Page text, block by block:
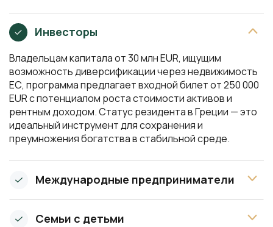
Инвесторы
Владельцам капитала от 30 млн EUR, ищущим
возможность диверсификации через недвижимость
ЕС, программа предлагает входной билет от 250 000
EUR с потенциалом роста стоимости активов и
рентным доходом. Статус резидента в Греции — это
идеальный инструмент для сохранения и
преумножения богатства в стабильной среде.
Международные предприниматели
Семьи с детьми